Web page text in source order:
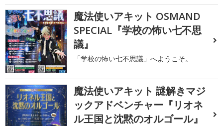
魔法使いアキット OSMAND
SPECIAL『学校の怖い七不思
議』
「学校の怖い七不思議」へようこそ。
魔法使いアキット 謎解きマジ
ックアドベンチャー『リオネ
ル王国と沈黙のオルゴール』